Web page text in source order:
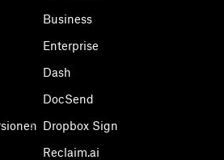
Business
Enterprise
Dash
DocSend
Dropbox Sign
Reclaim.ai